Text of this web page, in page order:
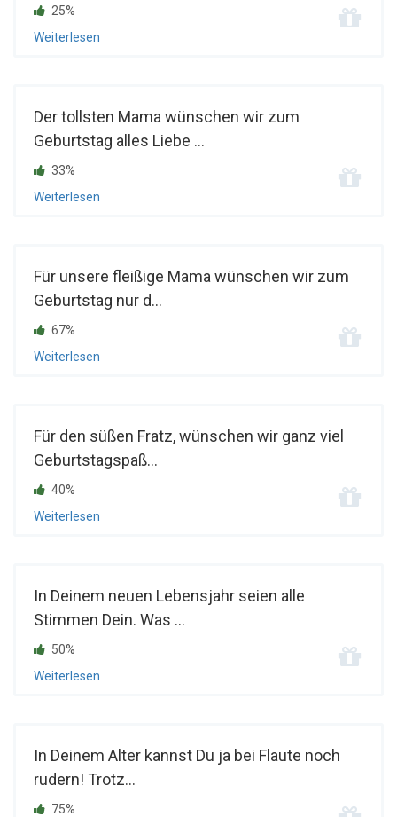
25%
Weiterlesen
Der tollsten Mama wünschen wir zum
Geburtstag alles Liebe ...
33%
Weiterlesen
Für unsere fleißige Mama wünschen wir zum
Geburtstag nur d...
67%
Weiterlesen
Für den süßen Fratz, wünschen wir ganz viel
Geburtstagspaß...
40%
Weiterlesen
In Deinem neuen Lebensjahr seien alle
Stimmen Dein. Was ...
50%
Weiterlesen
In Deinem Alter kannst Du ja bei Flaute noch
rudern! Trotz...
75%